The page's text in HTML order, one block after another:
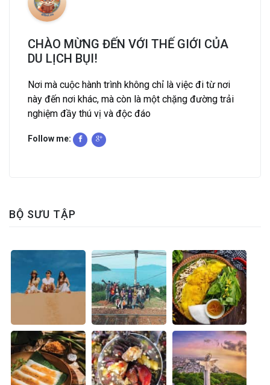
CHÀO MỪNG ĐẾN VỚI THẾ GIỚI CỦA
DU LỊCH BỤI!
Nơi mà cuộc hành trình không chỉ là việc đi từ nơi
này đến nơi khác, mà còn là một chặng đường trải
nghiệm đầy thú vị và độc đáo
Follow me:
BỘ SƯU TẬP